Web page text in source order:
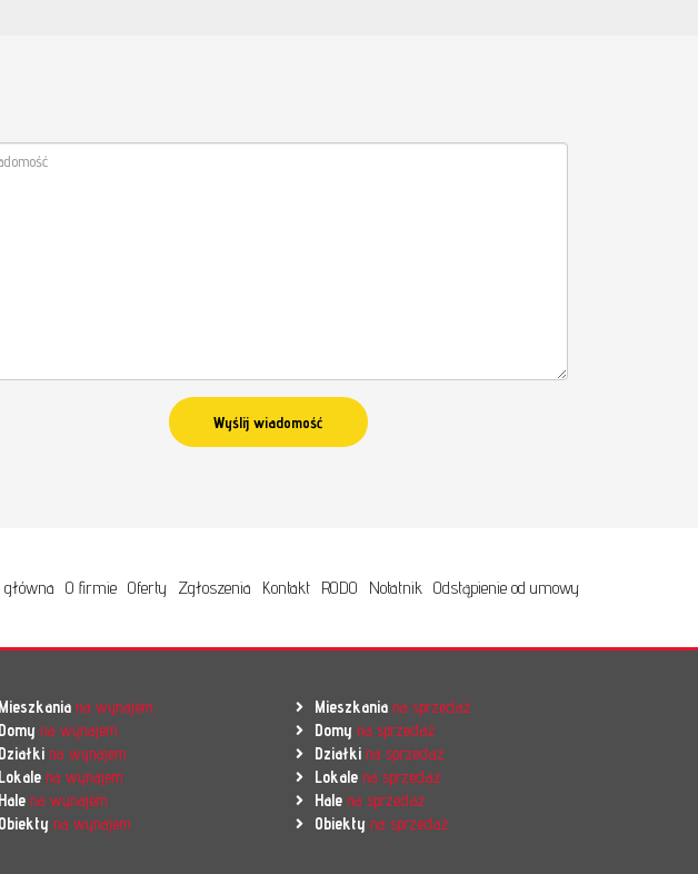
O firmie Oferty Zgłoszenia Kontakt RODO Notatnik Odstąpienie od umowy
Mieszkania na wynajem
Domy na wynajem
Działki na wynajem
Lokale na wynajem
Hale na wynajem
Obiekty na wynajem
Mieszkania na sprzedaż
Domy na sprzedaż
Działki na sprzedaż
Lokale na sprzedaż
Hale na sprzedaż
Obiekty na sprzedaż